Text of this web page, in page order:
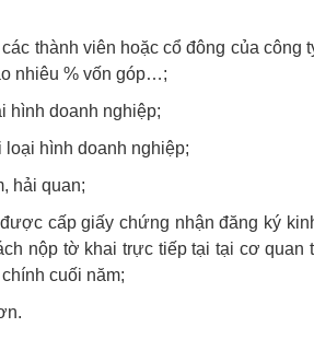
thành viên hoặc cổ đông của công
nhiêu % vốn góp…;
hình doanh nghiệp;
hình doanh nghiệp;
hải quan;
cấp giấy chứng nhận đăng ký
nộp tờ khai trực tiếp tại tại cơ quan
cuối năm;